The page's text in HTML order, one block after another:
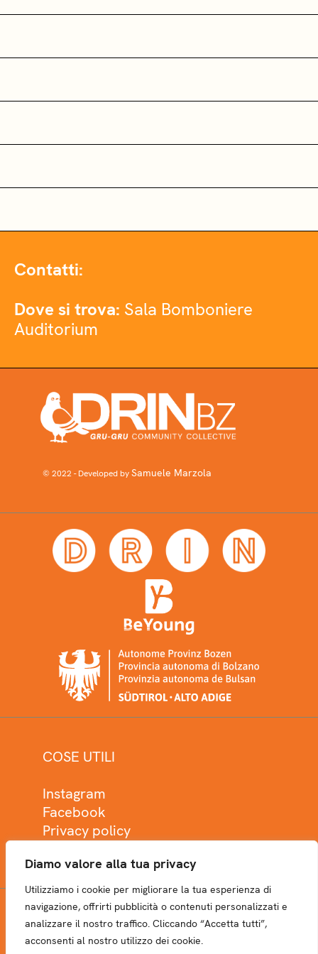
Diamo valore alla tua privacy
Utilizziamo i cookie per migliorare la tua esperienza di
navigazione, offrirti pubblicità o contenuti personalizzati e
analizzare il nostro traffico. Cliccando “Accetta tutti”,
acconsenti al nostro utilizzo dei cookie.
Contatti:
Dove si trova: Sala Bomboniere
Auditorium
© 2022 - Developed bySamuele Marzola
COSE UTILI
Instagram
Facebook
Privacy policy
NEWSLETTER